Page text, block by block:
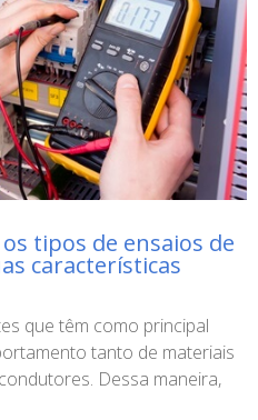
tipos de ensaios de
características
que têm como principal
tanto de materiais
Dessa maneira,